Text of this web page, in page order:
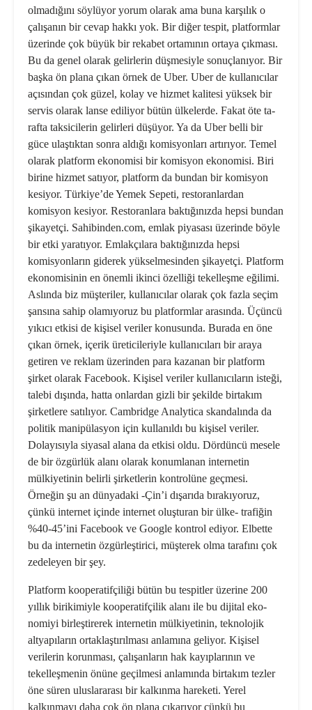
olmadığını söylüyor yorum olarak ama buna karşılık o
çalışanın bir cevap hakkı yok. Bir diğer tespit, platformlar
üzerinde çok büyük bir rekabet ortamının ortaya çıkması.
Bu da genel olarak gelirlerin düşmesiyle sonuçlanıyor. Bir
başka ön plana çıkan örnek de Uber. Uber de kullanıcılar
açısından çok güzel, kolay ve hizmet kalitesi yüksek bir
servis olarak lanse ediliyor bütün ülkelerde. Fakat öte ta­
rafta taksicilerin gelirleri düşüyor. Ya da Uber belli bir
güce ulaştıktan son­ra aldığı komisyonları artırıyor. Temel
olarak platform ekonomisi bir komis­yon ekonomisi. Biri
birine hizmet satı­yor, platform da bundan bir komisyon
kesiyor. Türkiye’de Yemek Sepeti, res­toranlardan
komisyon kesiyor. Resto­ranlara baktığınızda hepsi bundan
şika­yetçi. Sahibinden.com, emlak piyasası üzerinde böyle
bir etki yaratıyor. Em­lakçılara baktığınızda hepsi
komisyon­ların giderek yükselmesinden şikayetçi. Platform
ekonomisinin en önemli ikin­ci özelliği tekelleşme eğilimi.
Aslında biz müşteriler, kullanıcılar olarak çok fazla seçim
şansına sahip olamıyoruz bu platformlar arasında. Üçüncü
yıkı­cı etkisi de kişisel veriler konusunda. Burada en öne
çıkan örnek, içerik üre­ticileriyle kullanıcıları bir araya
getiren ve reklam üzerinden para kazanan bir platform
şirket olarak Facebook. Ki­şisel veriler kullanıcıların isteği,
talebi dışında, hatta onlardan gizli bir şekilde birtakım
şirketlere satılıyor. Cambrid­ge Analytica skandalında da
politik manipülasyon için kullanıldı bu kişi­sel veriler.
Dolayısıyla siyasal alana da etkisi oldu. Dördüncü mesele
de bir özgürlük alanı olarak konumlanan in­ternetin
mülkiyetinin belirli şirketlerin kontrolüne geçmesi.
Örneğin şu an dünyadaki -Çin’i dışarıda bırakıyoruz,
çünkü internet içinde internet oluştu­ran bir ülke- trafiğin
%40-45’ini Face­book ve Google kontrol ediyor. Elbette
bu da internetin özgürleştirici, müşte­rek olma tarafını çok
zedeleyen bir şey.
Platform kooperatifçiliği bütün bu tespitler üzerine 200
yıllık birikimiyle kooperatifçilik alanı ile bu dijital eko­
nomiyi birleştirerek internetin mülki­yetinin, teknolojik
altyapıların ortak­laştırılması anlamına geliyor. Kişisel
verilerin korunması, çalışanların hak kayıplarının ve
tekelleşmenin önüne geçilmesi anlamında birtakım tezler
öne süren uluslararası bir kalkınma ha­reketi. Yerel
kalkınmayı daha çok ön plana çıkarıyor çünkü bu